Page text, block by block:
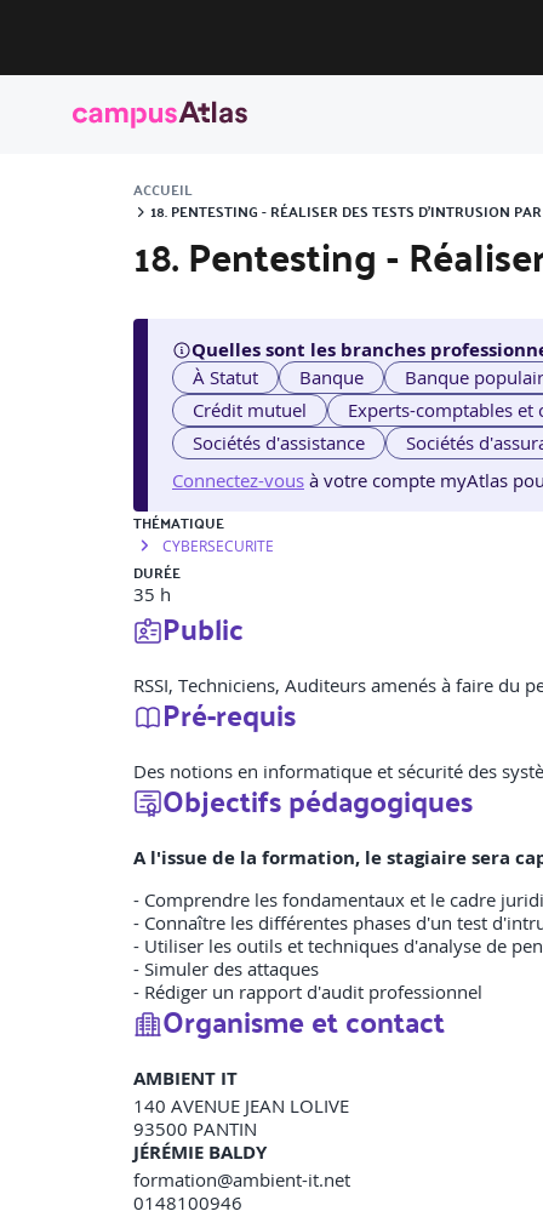
ACCUEIL
18. PENTESTING - RÉALISER DES TESTS D'INTRUSION
18. Pentesting -
Quelles sont les branches
À Statut Banque Banque
Crédit mutuel
Experts-comptables et
Sociétés d'assistance
Sociétés
Connectez-vous à votre compte myAtlas
THÉMATIQUE
CYBERSECURITE
DURÉE
35 h
Public
RSSI, Techniciens, Auditeurs amenés à faire du
Pré-requis
Des notions en informatique et sécurité des
Objectifs pédagogiques
A l'issue de la formation, le stagiaire sera
- Comprendre les fondamentaux et le cadre
- Connaître les différentes phases d'un test
- Utiliser les outils et techniques d'analyse de
- Simuler des attaques
- Rédiger un rapport d'audit professionnel
Organisme et contact
AMBIENT IT
140 AVENUE JEAN LOLIVE
93500 PANTIN
JÉRÉMIE BALDY
formation@ambient-it.net
0148100946